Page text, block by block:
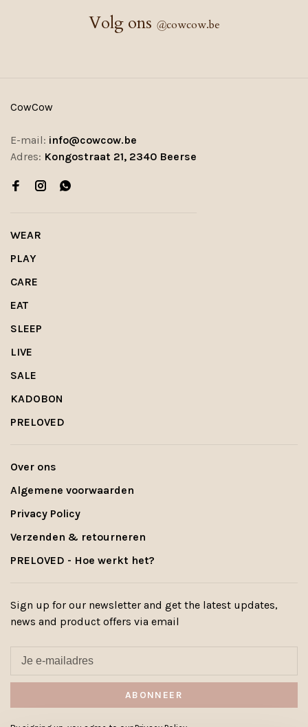
Volg ons @cowcow.be
CowCow
E-mail: info@cowcow.be
Adres: Kongostraat 21, 2340 Beerse
WEAR
PLAY
CARE
EAT
SLEEP
LIVE
SALE
KADOBON
PRELOVED
Over ons
Algemene voorwaarden
Privacy Policy
Verzenden & retourneren
PRELOVED - Hoe werkt het?
Sign up for our newsletter and get the latest updates,
news and product offers via email
ABONNEER